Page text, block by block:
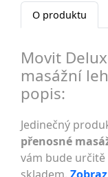
O produktu
Movit
masážní
popis:
Jedinečný
přenosné
vám bude